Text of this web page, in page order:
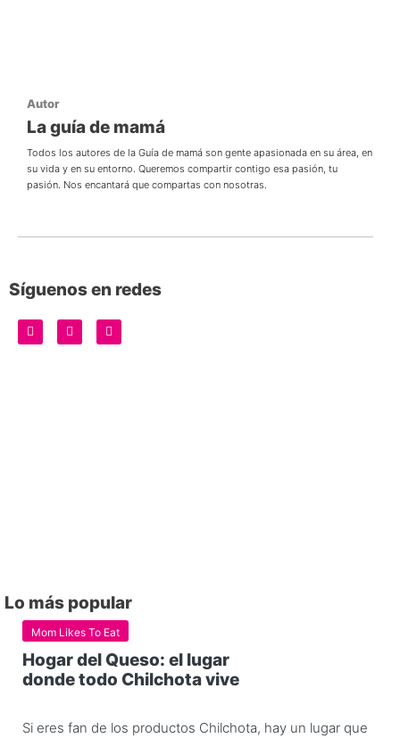
Autor
La guía de mamá
Todos los autores de la Guía de mamá son gente apasionada en su área, en
su vida y en su entorno. Queremos compartir contigo esa pasión, tu
pasión. Nos encantará que compartas con nosotras.
Síguenos en redes
Lo más popular
Mom Likes To Eat
Hogar del Queso: el lugar
donde todo Chilchota vive
Si eres fan de los productos Chilchota, hay un lugar que